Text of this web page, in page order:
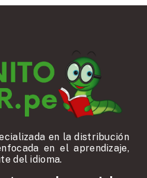
en la distribución
en el aprendizaje,
del idioma.